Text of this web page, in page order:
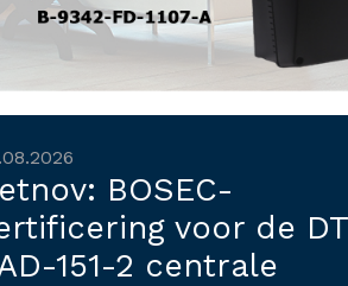
BOSEC-
voor de
151-2 centrale